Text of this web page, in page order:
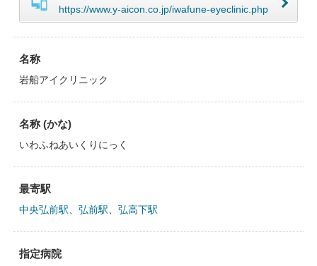
https://www.y-aicon.co.jp/iwafune-eyeclinic.php
名称
岩船アイクリニック
名称 (かな)
いわふねあいくりにっく
最寄駅
中央弘前駅 弘前駅 弘高下駅
指定病院